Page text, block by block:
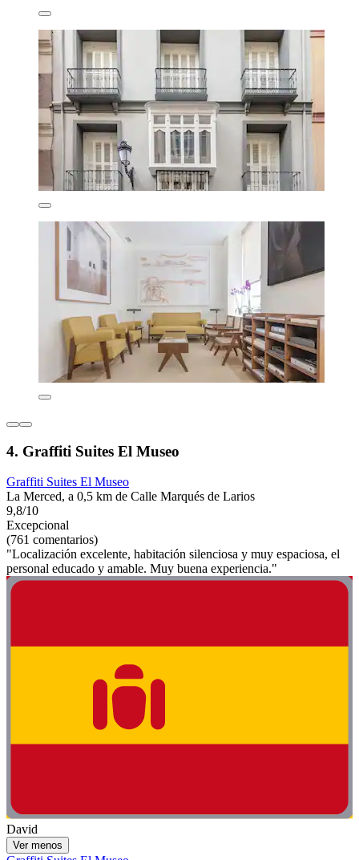
4. Graffiti Suites El Museo
Graffiti Suites El Museo
La Merced, a 0,5 km de Calle Marqués de Larios
9,8/10
Excepcional
(761 comentarios)
"Localización excelente, habitación silenciosa y muy espaciosa, el
personal educado y amable. Muy buena experiencia."
David
Ver menos